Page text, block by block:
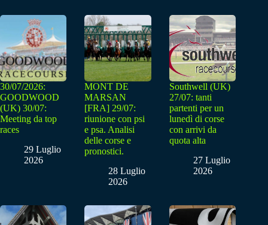
30/07/2026:
GOODWOOD
(UK) 30/07:
Meeting da top
races
29 Luglio
2026
MONT DE
MARSAN
[FRA] 29/07:
riunione con psi
e psa. Analisi
delle corse e
pronostici.
28 Luglio
2026
Southwell (UK)
27/07: tanti
partenti per un
lunedì di corse
con arrivi da
quota alta
27 Luglio
2026